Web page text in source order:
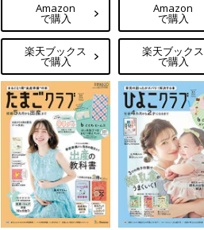
Amazon
で購入
楽天ブックス
で購入
Amazon
で購入
楽天ブックス
で購入